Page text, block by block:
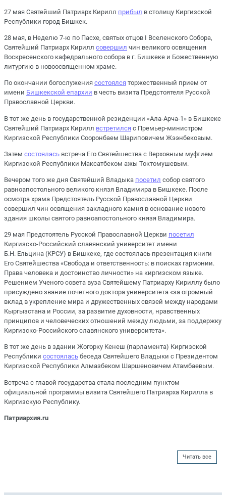
27 мая Святейший Патриарх Кирилл прибыл в столицу Киргизской
Республики город Бишкек.
28 мая, в Неделю 7-ю по Пасхе, святых отцов I Вселенского Собора,
Святейший Патриарх Кирилл совершил чин великого освящения
Воскресенского кафедрального собора в г. Бишкеке и Божественную
литургию в новоосвященном храме.
По окончании богослужения состоялся торжественный прием от
имени Бишкекской епархии в честь визита Предстоятеля Русской
Православной Церкви.
В тот же день в государственной резиденции «Ала-Арча-1» в Бишкеке
Святейший Патриарх Кирилл встретился с Премьер-министром
Киргизской Республики Сооронбаем Шариповичем Жээнбековым.
Затем состоялась встреча Его Святейшества с Верховным муфтием
Киргизской Республики Максатбеком ажы Токтомушевым.
Вечером того же дня Святейший Владыка посетил собор святого
равноапостольного великого князя Владимира в Бишкеке. После
осмотра храма Предстоятель Русской Православной Церкви
совершил чин освящения закладного камня в основание нового
здания школы святого равноапостольного князя Владимира.
29 мая Предстоятель Русской Православной Церкви посетил
Киргизско-Российский славянский университет имени
Б.Н. Ельцина (КРСУ) в Бишкеке, где состоялась презентация книги
Его Святейшества «Свобода и ответственность: в поисках гармонии.
Права человека и достоинство личности» на киргизском языке.
Решением Ученого совета вуза Святейшему Патриарху Кириллу было
присуждено звание почетного доктора университета «за огромный
вклад в укрепление мира и дружественных связей между народами
Кыргызстана и России, за развитие духовности, нравственных
принципов и человеческих отношений между людьми, за поддержку
Киргизско-Российского славянского университета».
В тот же день в здании Жогорку Кенеш (парламента) Киргизской
Республики состоялась беседа Святейшего Владыки с Президентом
Киргизской Республики Алмазбеком Шаршеновичем Атамбаевым.
Встреча с главой государства стала последним пунктом
официальной программы визита Святейшего Патриарха Кирилла в
Киргизскую Республику.
Патриархия.ru
Читать все